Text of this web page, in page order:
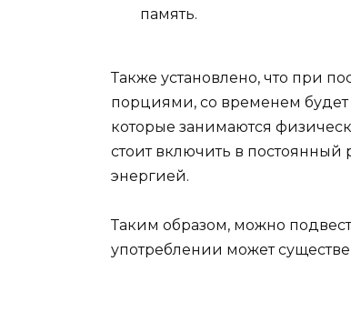
память.
Также установлено, что при
порциями, со временем
которые занимаются
стоит включить в
энергией.
Таким образом, можно
употреблении может